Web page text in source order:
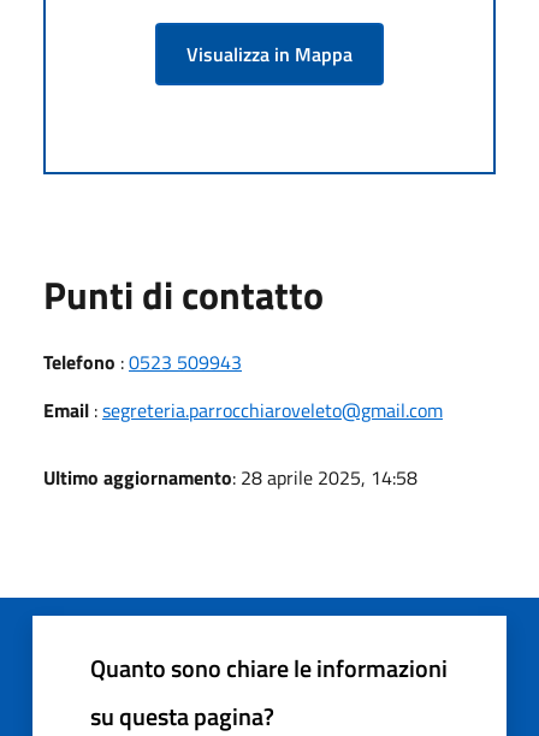
Visualizza in Mappa
Punti di contatto
Telefono :0523 509943
Email :segreteria.parrocchiaroveleto@gmail.com
Ultimo aggiornamento: 28 aprile 2025, 14:58
Quanto sono chiare le informazioni
su questa pagina?